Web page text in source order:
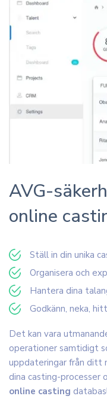
AVG-
online
Ställ in din unika
Organisera och
Hantera dina
Godkänn, neka,
Det kan vara
operationer samtidigt
uppdateringar från ditt
dina casting-processer
online casting